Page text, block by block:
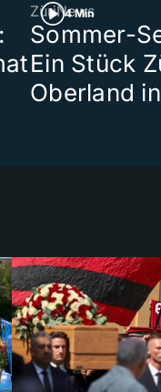
4 Min
ZüriNews
Sommer-
Ein Stück
Oberland